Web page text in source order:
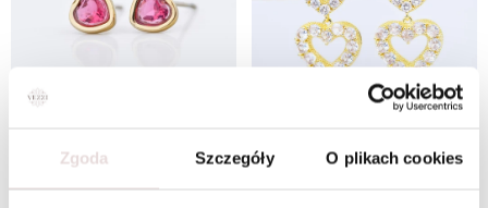
Zgoda Szczegóły O plikach cookies